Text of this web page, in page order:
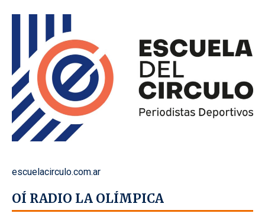
escuelacirculo.com.ar
OÍ RADIO LA OLÍMPICA